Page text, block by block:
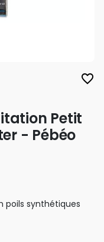
favorite_border
Petit
- Pébéo
poils synthétiques